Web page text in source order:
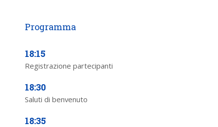
18:15
Registrazione partecipanti
18:30
Saluti di benvenuto
18:35